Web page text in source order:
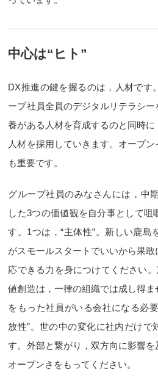
中心は“ヒト”
DX推進の鍵を握るのは，人材です
ープ社員全員のデジタルリテラシ
養がある人材を育成するのと同時
人材を採用していきます。オープ
も重要です。
グループ社員のみなさんには，中
した3つの価値観を自分事として
す。1つは，“主体性”。新しい鹿島
がスモールスタートでいいから果
応できる力を身につけてください
値創造は，一律の組織では成し得
をもった社員がいる会社になる必
放性”。世の中の変化に社内だけで
す。外部と繋がり，双方向に影響
オープンさをもってください。